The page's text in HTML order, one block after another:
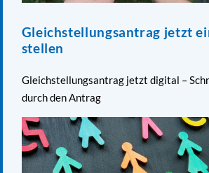
Gleichstellungsantrag jetzt
stellen
Gleichstellungsantrag jetzt digital –
durch den Antrag